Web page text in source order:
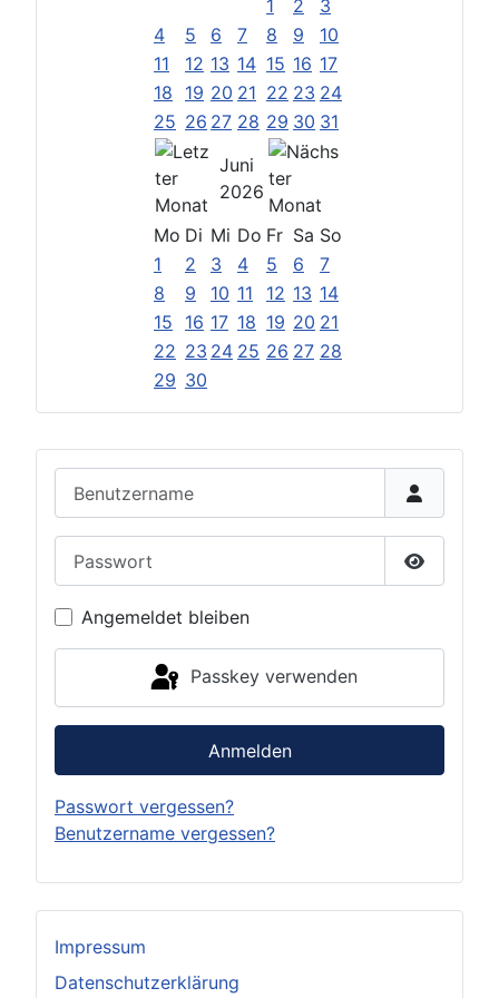
Passwort
Angemeldet bleiben
Passkey verwenden
Anmelden
Passwort vergessen?
Benutzername vergessen?
1
2
3
4
5 6 7 8 9
10
11
12 13 14 15 16 17
18
19 20 21 22 23 24
25 26 27 28 29 30 31
Juni
2026
Mo Di Mi Do Fr Sa So
1
2 3 4 5 6
7
8
9 10 11 12 13 14
15
16 17 18 19 20 21
22 23 24 25 26 27 28
29 30
Impressum
Datenschutzerklärung